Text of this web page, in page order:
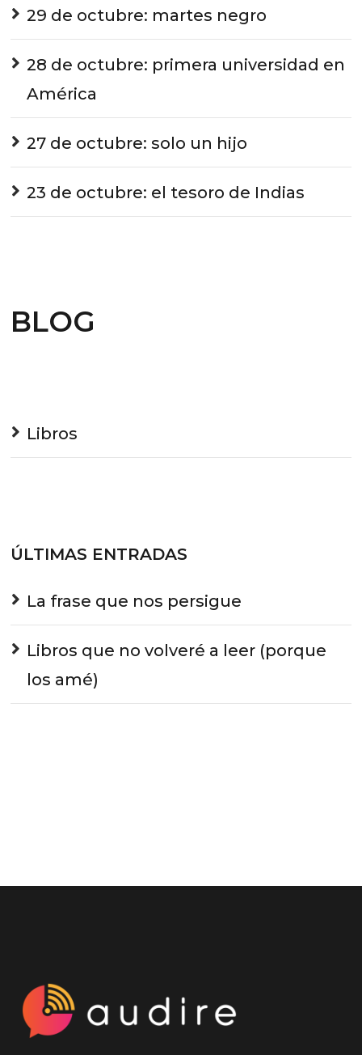
29 de octubre: martes negro
28 de octubre: primera universidad en
América
27 de octubre: solo un hijo
23 de octubre: el tesoro de Indias
BLOG
Libros
ÚLTIMAS ENTRADAS
La frase que nos persigue
Libros que no volveré a leer (porque
los amé)